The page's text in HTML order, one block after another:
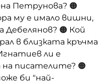
Петрунова? 🟠
му е имало вишни,
Дебелянов? 🟠 Кой
в близката кръчма
ли е
на писателите? 🟠
би "най-